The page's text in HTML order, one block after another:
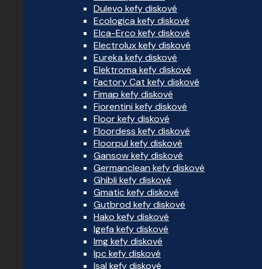
Dulevo kefy diskové
Ecologica kefy diskové
Elca-Erco kefy diskové
Electrolux kefy diskové
Eureka kefy diskové
Elektroma kefy diskové
Factory Cat kefy diskové
Fimap kefy diskové
Fiorentini kefy diskové
Floor kefy diskové
Floordess kefy diskové
Floorpul kefy diskové
Gansow kefy diskové
Germanclean kefy diskové
Ghibli kefy diskové
Gmatic kefy diskové
Gutbrod kefy diskové
Hako kefy diskové
Igefa kefy diskové
Img kefy diskové
Ipc kefy diskové
Isal kefy diskové